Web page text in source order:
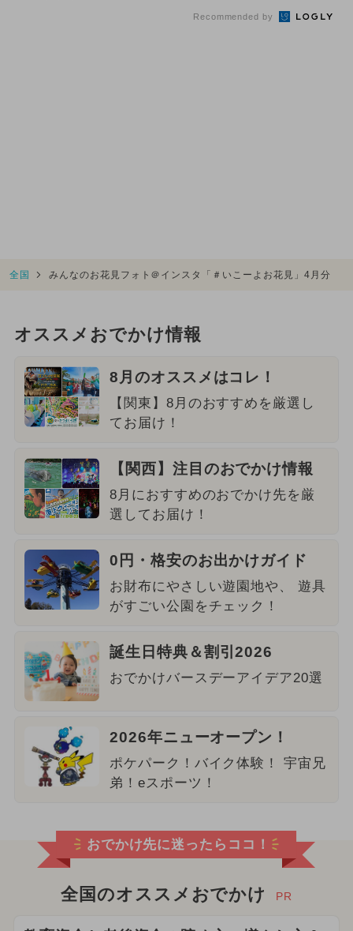
Recommended by
全国 みんなのお花見フォト＠インスタ「＃いこーよお花見」4月分
オススメおでかけ情報
8月のオススメはコレ！
【関東】8月のおすすめを厳選し
てお届け！
【関西】注目のおでかけ情報
8月におすすめのおでかけ先を厳
選してお届け！
0円・格安のお出かけガイド
お財布にやさしい遊園地や、 遊具
がすごい公園をチェック！
誕生日特典＆割引2026
おでかけバースデーアイデア20選
2026年ニューオープン！
ポケパーク！バイク体験！ 宇宙兄
弟！eスポーツ！
おでかけ先に迷ったらココ！
全国のオススメおでかけ PR